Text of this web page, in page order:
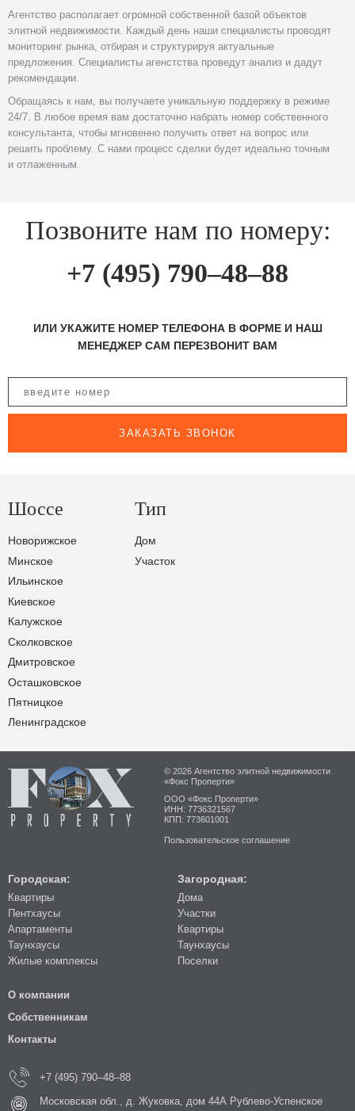
Агентство располагает огромной собственной базой объектов
элитной недвижимости. Каждый день наши специалисты проводят
мониторинг рынка, отбирая и структурируя актуальные
предложения. Специалисты агенстства проведут анализ и дадут
рекомендации.
Обращаясь к нам, вы получаете уникальную поддержку в режиме
24/7. В любое время вам достаточно набрать номер собственного
консультанта, чтобы мгновенно получить ответ на вопрос или
решить проблему. С нами процесс сделки будет идеально точным
и отлаженным.
Позвоните нам по номеру:
+7 (495) 790–48–88
ИЛИ УКАЖИТЕ НОМЕР ТЕЛЕФОНА В ФОРМЕ И НАШ
МЕНЕДЖЕР САМ ПЕРЕЗВОНИТ ВАМ
ЗАКАЗАТЬ ЗВОНОК
Шоссе
Новорижское
Минское
Ильинское
Киевское
Калужское
Сколковское
Дмитровское
Осташковское
Пятницкое
Ленинградское
Тип
Дом
Участок
© 2026 Агентство элитной недвижимости
«Фокс Проперти»
ООО «Фокс Проперти»
ИНН: 7736321567
КПП: 773601001
Пользовательское соглашение
Городская:
Квартиры
Пентхаусы
Апартаменты
Таунхаусы
Жилые комплексы
Загородная:
Дома
Участки
Квартиры
Таунхаусы
Поселки
О компании
Собственникам
Контакты
+7 (495) 790–48–88
Московская обл., д. Жуковка, дом 44А Рублево-Успенское